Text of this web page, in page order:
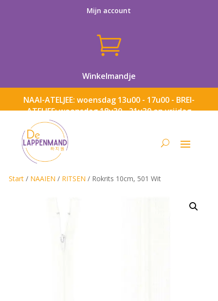
Mijn account

Winkelmandje
NAAI-ATELJEE: woensdag 13u00 - 17u00 - BREI-
ATELJEE: woensdag 18u30 - 21u30 en vrijdag
Start/ NAAIEN / RITSEN / Rokrits 10cm, 501 Wit